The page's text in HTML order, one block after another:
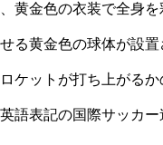
金色の衣装で全身を
黄金色の球体が設置
ケットが打ち上がるか
表記の国際サッカ